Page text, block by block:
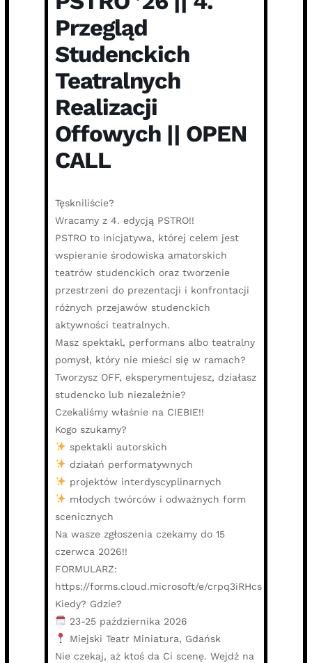
Przegląd
Studenckich
Teatralnych
Realizacji
Offowych || OPEN
CALL
Tęskniliście?
Wracamy z 4. edycją PSTRO!!
PSTRO to inicjatywa, której celem jest
wspieranie środowiska amatorskich
teatrów studenckich oraz tworzenie
przestrzeni do prezentacji i konfrontacji
różnych przejawów studenckich
aktywności teatralnych.
Masz spektakl, performans albo teatralny
pomysł, który nie mieści się w ramach?
Tworzysz OFF, eksperymentujesz, działasz
studencko lub niezależnie?
Czekaliśmy właśnie na CIEBIE!!
Kogo szukamy?
spektakli autorskich
działań performatywnych
projektów interdyscyplinarnych
młodych twórców i odważnych form
scenicznych
Na wasze zgłoszenia czekamy do 15
czerwca 2026!!
FORMULARZ:
https://forms.cloud.microsoft/e/crpq3iRHcs
Kiedy? Gdzie?
23-25 października 2026
Miejski Teatr Miniatura, Gdańsk
Nie czekaj, aż ktoś da Ci scenę. Wejdź na